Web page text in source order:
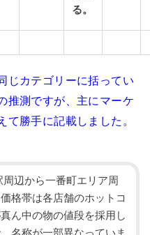
る。
じカテゴリーに括ってい
推測ですが、主にマーケ
て勝手に記載しました。
辺から一番町エリア周
格帯は各店舗のホットコ
ん中の物の値段を採用し